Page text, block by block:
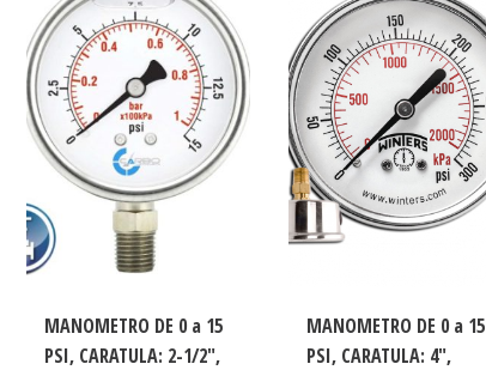
MANOMETRO DE 0 a 15
PSI, CARATULA: 2-1/2″,
MANOMETRO DE 0 a 15
PSI, CARATULA: 4″,